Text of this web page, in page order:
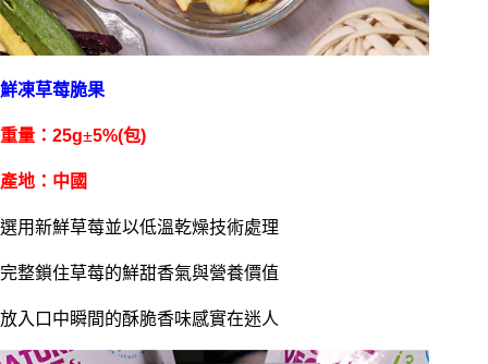
鮮凍草莓脆果
重量：25g±5%(包)
產地：中國
選用新鮮草莓並以低溫乾燥技術處理
完整鎖住草莓的鮮甜香氣與營養價值
放入口中瞬間的酥脆香味感實在迷人